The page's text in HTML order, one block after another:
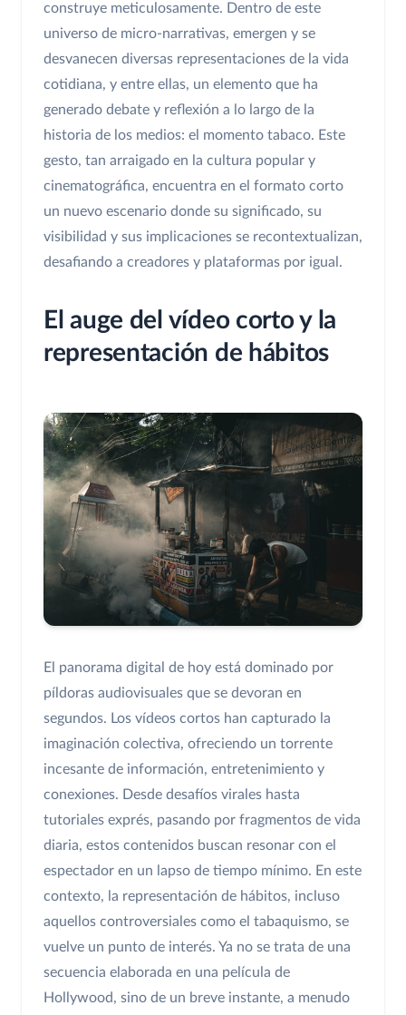
construye meticulosamente. Dentro de este
universo de micro-narrativas, emergen y se
desvanecen diversas representaciones de la vida
cotidiana, y entre ellas, un elemento que ha
generado debate y reflexión a lo largo de la
historia de los medios: el momento tabaco. Este
gesto, tan arraigado en la cultura popular y
cinematográfica, encuentra en el formato corto
un nuevo escenario donde su significado, su
visibilidad y sus implicaciones se recontextualizan,
desafiando a creadores y plataformas por igual.
El auge del vídeo corto y la
representación de hábitos
El panorama digital de hoy está dominado por
píldoras audiovisuales que se devoran en
segundos. Los vídeos cortos han capturado la
imaginación colectiva, ofreciendo un torrente
incesante de información, entretenimiento y
conexiones. Desde desafíos virales hasta
tutoriales exprés, pasando por fragmentos de vida
diaria, estos contenidos buscan resonar con el
espectador en un lapso de tiempo mínimo. En este
contexto, la representación de hábitos, incluso
aquellos controversiales como el tabaquismo, se
vuelve un punto de interés. Ya no se trata de una
secuencia elaborada en una película de
Hollywood, sino de un breve instante, a menudo